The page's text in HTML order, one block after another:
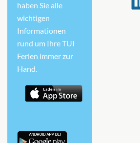
haben Sie alle
wichtigen
Informationen
rund um Ihre TUI
Ferien immer zur
Hand.